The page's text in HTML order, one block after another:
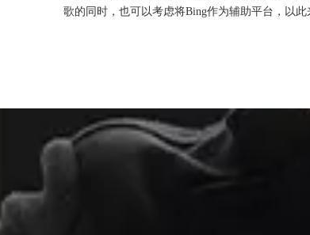
歌的同时，也可以考虑将Bing作为辅助平台，以此